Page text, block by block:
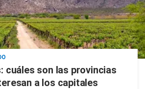
cuáles son las provincias
a los capitales